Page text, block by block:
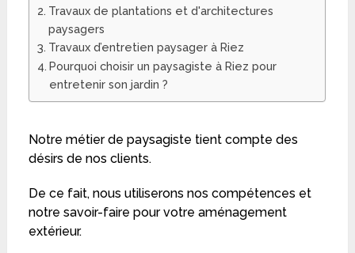
Travaux de plantations et d'architectures
paysagers
Travaux d’entretien paysager à Riez
Pourquoi choisir un paysagiste à Riez pour
entretenir son jardin ?
Notre métier de paysagiste tient compte des
désirs de nos clients.
De ce fait, nous utiliserons nos compétences et
notre savoir-faire pour votre aménagement
extérieur.